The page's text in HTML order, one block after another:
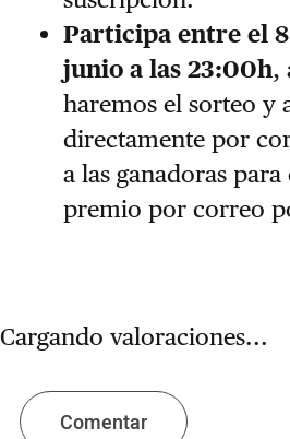
Participa entre el
junio a las 23:00h,
haremos el sorteo y
directamente por
a las ganadoras para
premio por correo
Cargando valoraciones...
Comentar